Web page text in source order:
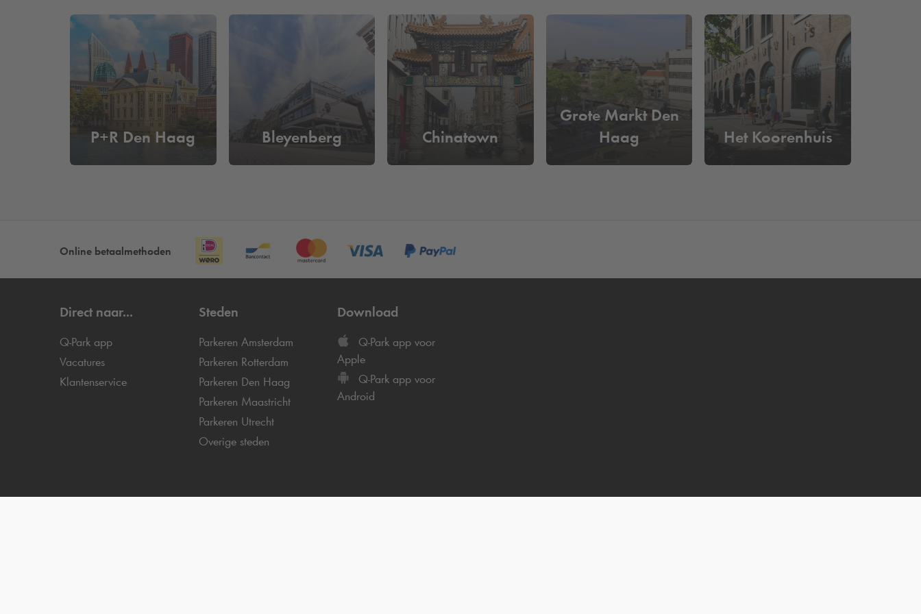
Wat kost het om in de buurt van HubClub Den Haag te parkeren?
Q-Park Maanweg parkeer je al
. Reserveer vooraf online je parkeerplaats en ben verzekerd van een parkeerplaats. Je kunt gemakkelijk in-
en uitrijden op basis van je kenteken en je hoeft niet meer langs de betaalautomaat.
P+R Den Haag Bleyenberg Chinatown
Grote Markt Den
Haag
Het Koorenhuis
Online betaalmethoden
Direct naar...
Q-Park app
Vacatures
Klantenservice
Steden
Parkeren Amsterdam
Parkeren Rotterdam
Parkeren Den Haag
Parkeren Maastricht
Parkeren Utrecht
Overige steden
Download
Q-Park app voor
Apple
Q-Park app voor
Android